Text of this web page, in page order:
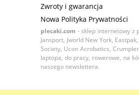
Zwroty i gwarancja
Nowa Polityka Prywatności
plecaki.com - sklep internetowy z
Jansport, Jworld New York,
Society, Ucon Acrobatics,
laptopa, do pracy, rowerowe, na
naszego newslettera.